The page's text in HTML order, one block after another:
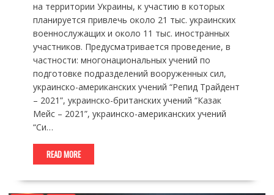
на территории Украины, к участию в которых
планируется привлечь около 21 тыс. украинских
военнослужащих и около 11 тыс. иностранных
участников. Предусматривается проведение, в
частности: многонациональных учений по
подготовке подразделений вооруженных сил,
украинско-американских учений “Репид Трайдент
– 2021”, украинско-британских учений “Казак
Мейс – 2021”, украинско-американских учений
“Си…
READ MORE